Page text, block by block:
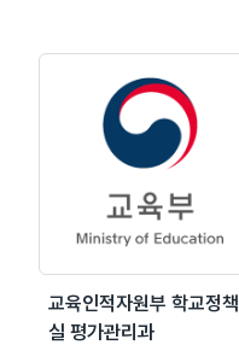
교육인적자원부 학교정책
실 평가관리과